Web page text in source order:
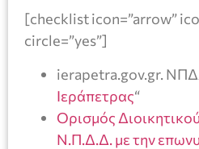
[checklist icon=”arrow”
circle=”yes”]
ierapetra.gov.gr.
Ιεράπετρας“
Ορισμός
Ν.Π.Δ.Δ. με την